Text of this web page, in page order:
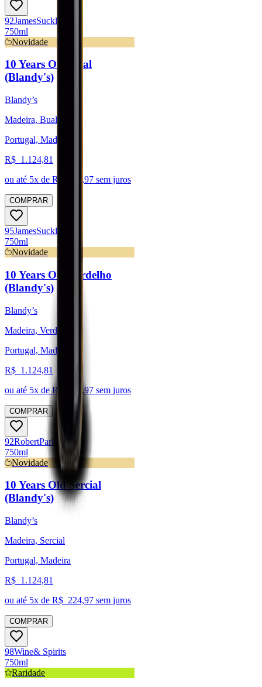
92JamesSuckling
750ml
Novidade
10 Years Old Bual
(Blandy's)
Blandy’s
Madeira, Bual
Portugal, Madeira
R$ 1.124,81
ou até 5x de R$ 224,97 sem juros
COMPRAR
95JamesSuckling
750ml
Novidade
10 Years Old Verdelho
(Blandy's)
Blandy’s
Madeira, Verdelho
Portugal, Madeira
R$ 1.124,81
ou até 5x de R$ 224,97 sem juros
COMPRAR
92RobertParker
750ml
Novidade
10 Years Old Sercial
(Blandy's)
Blandy’s
Madeira, Sercial
Portugal, Madeira
R$ 1.124,81
ou até 5x de R$ 224,97 sem juros
COMPRAR
98Wine& Spirits
750ml
Raridade